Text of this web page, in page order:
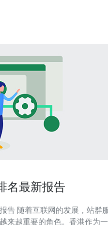
名最新报告
站群服
来越重要的角色。香港作为一